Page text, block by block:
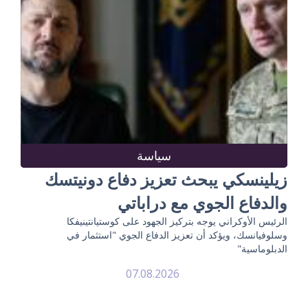
سياسة
زيلينسكي يبحث تعزيز دفاع دونيتسك
والدفاع الجوي مع دراباتي
الرئيس الأوكراني يوجه بتركيز الجهود على كوستيانتينيفكا
وسلوفيانسك، ويؤكد أن تعزيز الدفاع الجوي "استثمار في
الدبلوماسية"
07.08.2026